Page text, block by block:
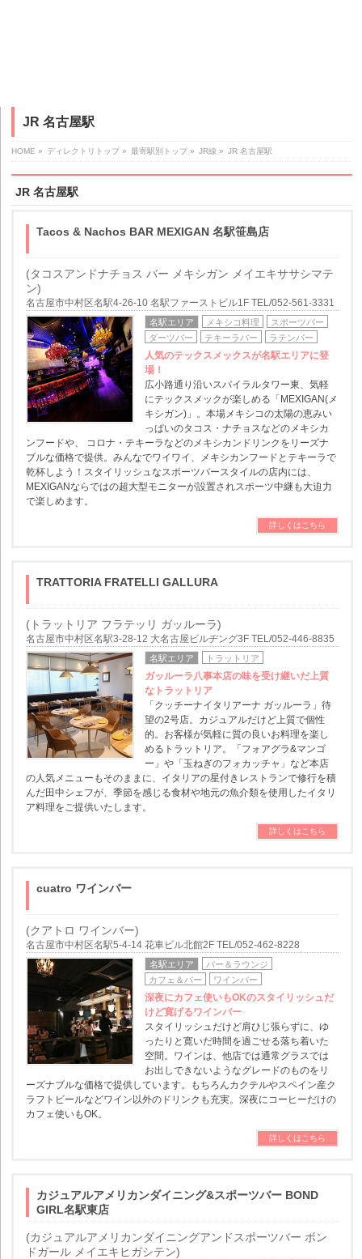
JR 名古屋駅
HOME » ディレクトリトップ » 最寄駅別トップ » JR線 » JR 名古屋駅
JR 名古屋駅
Tacos & Nachos BAR MEXIGAN 名駅笹島店
(タコスアンドナチョス バー メキシガン メイエキササシマテ
ン)
名古屋市中村区名駅4-26-10 名駅ファーストビル1F TEL/052-561-3331
名駅エリア メキシコ料理
スポーツバー
ダーツバー
テキーラバー ラテンバー
人気のテックスメックスが名駅エリアに登
場！
広小路通り沿いスパイラルタワー東、気軽
にテックスメックが楽しめる「MEXIGAN(メ
キシガン)」。本場メキシコの太陽の恵みい
っぱいのタコス・ナチョスなどのメキシカ
ンフードや、 コロナ・テキーラなどのメキシカンドリンクをリーズナ
ブルな価格で提供。みんなでワイワイ、メキシカンフードとテキーラで
乾杯しよう！スタイリッシュなスポーツバースタイルの店内には、
MEXIGANならではの超大型モニターが設置されスポーツ中継も大迫力
で楽しめます。
詳しくはこちら
TRATTORIA FRATELLI GALLURA
(トラットリア フラテッリ ガッルーラ)
名古屋市中村区名駅3-28-12 大名古屋ビルヂング3F TEL/052-446-8835
名駅エリア トラットリア
ガッルーラ八事本店の味を受け継いだ上質
なトラットリア
「クッチーナイタリアーナ ガッルーラ」待
望の2号店。カジュアルだけど上質で個性
的。お客様が気軽に質の良いお料理を楽し
めるトラットリア。「フォアグラ&マンゴ
ー」や「玉ねぎのフォカッチャ」など本店
の人気メニューもそのままに、イタリアの星付きレストランで修行を積
んだ田中シェフが、季節を感じる食材や地元の魚介類を使用したイタリ
ア料理をご提供いたします。
詳しくはこちら
cuatro ワインバー
(クアトロ ワインバー)
名古屋市中村区名駅5-4-14 花車ビル北館2F TEL/052-462-8228
名駅エリア
バー＆ラウンジ
カフェ＆バー
ワインバー
深夜にカフェ使いもOKのスタイリッシュだ
けど寛げるワインバー
スタイリッシュだけど肩ひじ張らずに、ゆ
ったりと寛いだ時間を過ごせる落ち着いた
空間。ワインは、他店では通常グラスでは
お出しできないようなグレードのものをリ
ーズナブルな価格で提供しています。もちろんカクテルやスペイン産ク
ラフトビールなどワイン以外のドリンクも充実。深夜にコーヒーだけの
カフェ使いもOK。
詳しくはこちら
カジュアルアメリカンダイニング&スポーツバー BOND
GIRL名駅東店
(カジュアルアメリカンダイニングアンドスポーツバー ボン
ドガール メイエキヒガシテン)